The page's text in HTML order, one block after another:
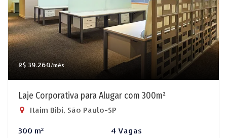
R$ 39.260/mês
Laje Corporativa para Alugar com 300m²
Itaim Bibi, São Paulo-SP
300 m² 4 Vagas